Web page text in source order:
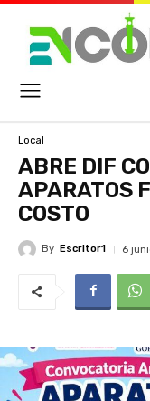
Local
ABRE DIF
APARATOS
COSTO
By Escritor1 6